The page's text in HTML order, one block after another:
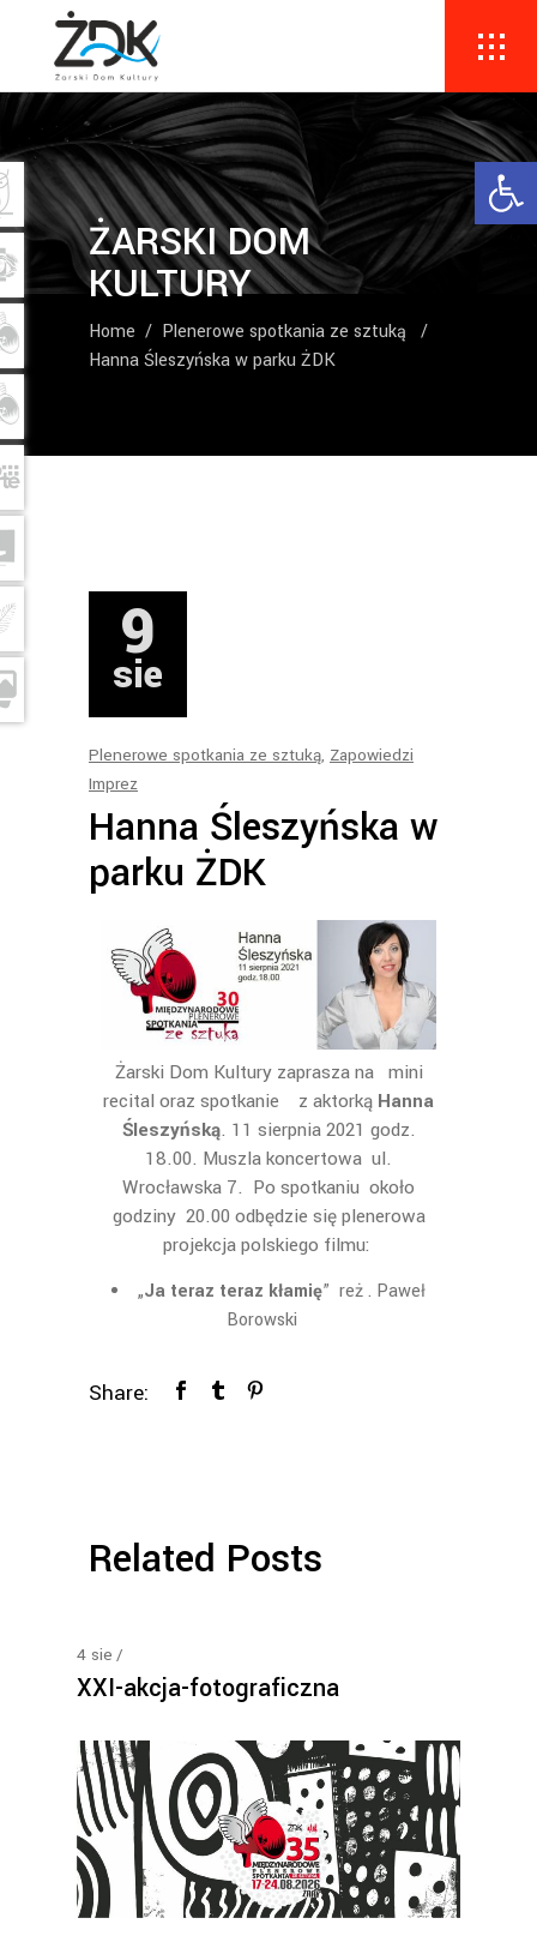
ŻARSKI DOM
KULTURY
Home / Plenerowe spotkania ze sztuką
/
Hanna Śleszyńska w parku ŻDK
9
sie
Plenerowe spotkania ze sztuką, Zapowiedzi
Imprez
Hanna Śleszyńska w
parku ŻDK
Żarski Dom Kultury zaprasza na mini
recital oraz spotkanie z aktorką Hanna
Śleszyńską. 11 sierpnia 2021 godz.
18.00. Muszla koncertowa ul.
Wrocławska 7. Po spotkaniu około
godziny 20.00 odbędzie się plenerowa
projekcja polskiego filmu:
„Ja teraz teraz kłamię” reż . Paweł
Borowski
Share:
Related Posts
4 sie
XXI-akcja-fotograficzna